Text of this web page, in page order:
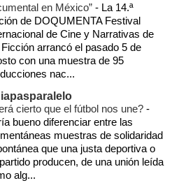
en Operación Istmo
incremento de dengue
hemorrágico en la re...
A proceso por narcomenudeo en el
droga en Tupperware en
el Istmo
Oax Sistema de
Indicadores de Contraloría
a IUSACELL 4G ante
energía renovable
civil
tapanatepec
transporte
costa cotzocón ezln
finanzas
idn ieepco incendios
monsanto
niltepec
paraestatales
en México” - La 14.ª
de DOQUMENTA Festival
de Cine y Narrativas de
arrancó el pasado 5 de
con una muestra de 95
nac...
cierto que el fútbol nos une? -
bueno diferenciar entre las
muestras de solidaridad
que una justa deportiva o
producen, de una unión leída
alg...